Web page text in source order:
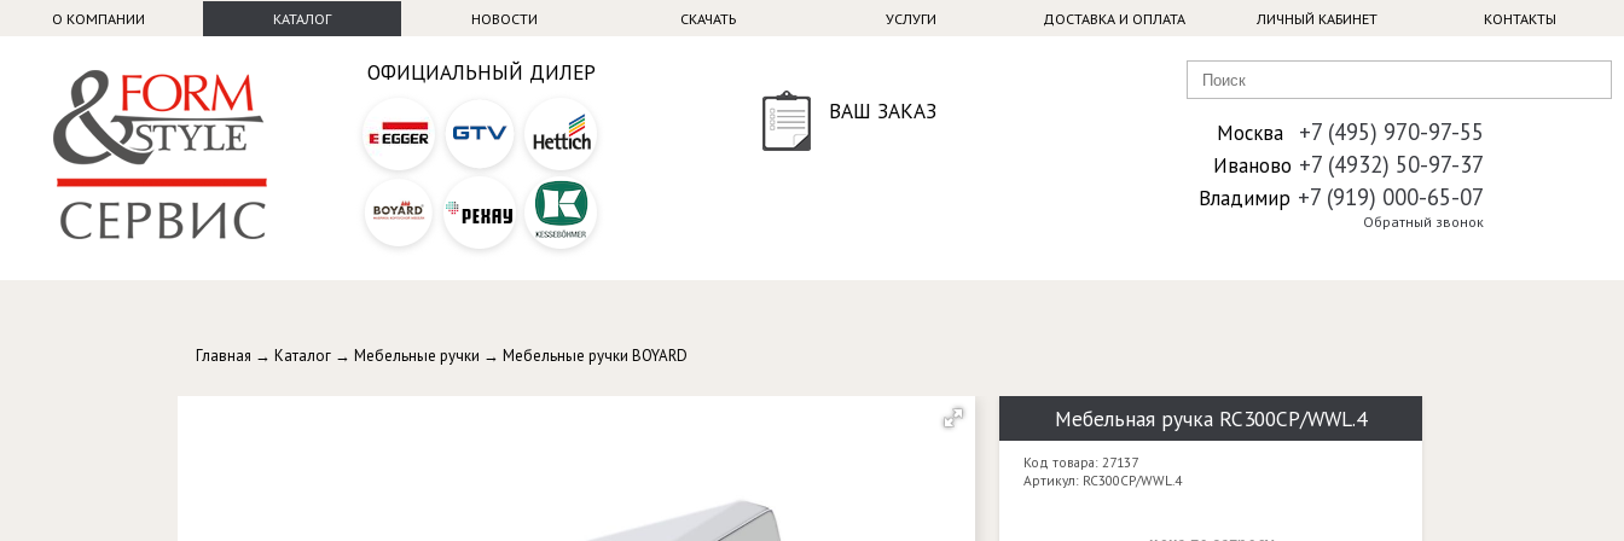
О КОМПАНИИ КАТАЛОГ НОВОСТИ СКАЧАТЬ УСЛУГИ ДОСТАВКА И ОПЛАТА ЛИЧНЫЙ КАБИНЕТ КОНТАКТЫ
ОФИЦИАЛЬНЫЙ ДИЛЕР
ВАШ ЗАКАЗ
Москва +7 (495) 970-97-55
Иваново +7 (4932) 50-97-37
Владимир +7 (919) 000-65-07
Обратный звонок
Главная → Каталог → Мебельные ручки → Мебельные ручки BOYARD
Мебельная ручка RC300CP/WWL.4
Код товара: 27137
Артикул: RC300CP/WWL.4